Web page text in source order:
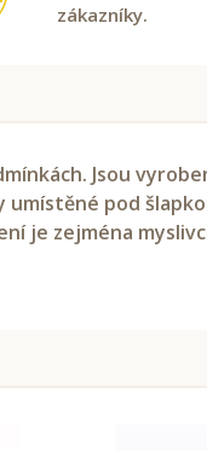
zákazníky.
Jsou
umístěné pod
je zejména